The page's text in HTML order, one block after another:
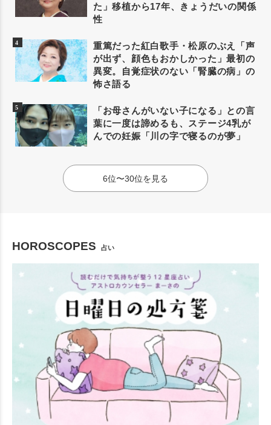
た」移植から17年、きょうだいの関係
性
重篤だった紅白歌手・松原のぶえ「声
が出ず、顔色もおかしかった」最初の
異変。自覚症状のない「腎臓の病」の
怖さ語る
「お母さんがいない子になる」との言
葉に一度は諦めるも、ステージ4乳が
んでの妊娠「川の字で寝るのが夢」
6位〜30位を見る
HOROSCOPES 占い